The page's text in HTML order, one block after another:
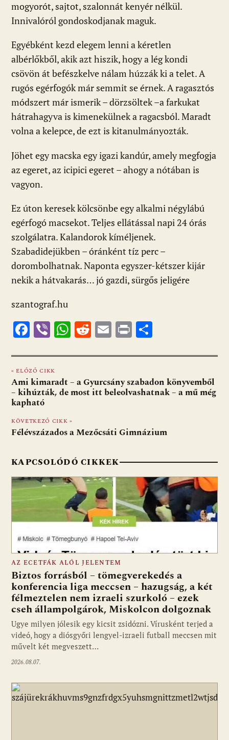
mogyorót, sajtot, szalonnát kenyér nélkül.
Innivalóról gondoskodjanak maguk.
Egyébként kezd elegem lenni a kéretlen
albérlőkből, akik azt hiszik, hogy a lég kondi
csövön át befészkelve nálam húzzák ki a telet. A
rugós egérfogók már semmit se érnek. A ragasztós
módszert már ismerik – dörzsöltek –a farkukat
hátrahagyva is kimenekülnek a ragacsból. Maradt
volna a kelepce, de ezt is kitanulmányozták.
Jöhet egy macska egy igazi kandúr, amely megfogja
az egeret, az icipici egeret – ahogy a nótában is
vagyon.
Ez úton keresek kölcsönbe egy alkalmi négylábú
egérfogó macsekot. Teljes ellátással napi 24 órás
szolgálatra. Kalandorok kíméljenek.
Szabadidejükben – óránként tíz perc –
dorombolhatnak. Naponta egyszer-kétszer kijár
nekik a hátvakarás… jó gazdi, sürgős jeligére
szantograf.hu
F
e
b
o
o
k
Vi
er
W
at
s
A
p
R
d
di
t
E
ai
l
Pr
t za
m
e
« ELŐZŐ CIKK
Ami kimaradt – a Gyurcsány szabadon könyvemből
– kihúzták, de most itt beleolvashatnak – a mű még
kapható
KÖVETKEZŐ CIKK »
Félévszázados a Mezőcsáti Gimnázium
KAPCSOLÓDÓ CIKKEK
AZ ECETFÁK ALÓL JELENTEM
Biztos forrásból – tömegverekedés a
konferencia liga meccsen – hazugság, a két
félmeztelen nem izraeli szurkoló – ezek
cseh állampolgárok, Miskolcon dolgoznak
Ugye milyen jólesik egy kicsit zsidózni. Vírusként terjed a
videó, hogy a diósgyőri lengyel-izraeli futball meccsen mit
művelt két megveszett…
2026.08.07.